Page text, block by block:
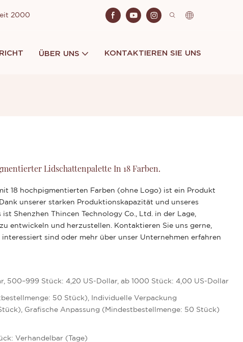
2000
ÜBER UNS KONTAKTIEREN SIE UNS
Lidschattenpalette In 18 Farben.
18 hochpigmentierten Farben (ohne Logo) ist ein Produkt
unserer starken Produktionskapazität und unseres
Shenzhen Thincen Technology Co., Ltd. in der Lage,
entwickeln und herzustellen. Kontaktieren Sie uns gerne,
sind oder mehr über unser Unternehmen erfahren
500–999 Stück: 4,20 US-Dollar, ab 1000 Stück: 4,00 US-Dollar
50 Stück), Individuelle Verpackung
Grafische Anpassung (Mindestbestellmenge: 50 Stück)
Verhandelbar (Tage)